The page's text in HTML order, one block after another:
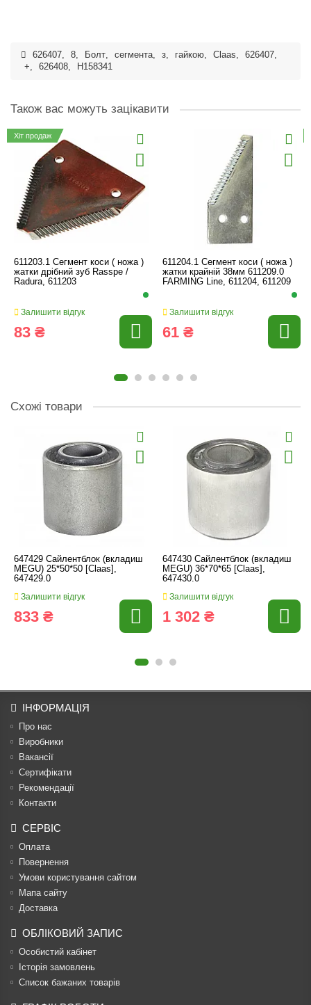
626407, 8, Болт, сегмента, з, гайкою, Claas, 626407,
+, 626408, H158341
Також вас можуть зацікавити
Хіт продаж
611203.1 Сегмент коси ( ножа )
жатки дрібний зуб Rasspe /
Radura, 611203
Залишити відгук
83 ₴
611204.1 Сегмент коси ( ножа )
жатки крайній 38мм 611209.0
FARMING Line, 611204, 611209
Залишити відгук
61 ₴
Схожі товари
647429 Сайлентблок (вкладиш
MEGU) 25*50*50 [Claas],
647429.0
Залишити відгук
833 ₴
647430 Сайлентблок (вкладиш
MEGU) 36*70*65 [Claas],
647430.0
Залишити відгук
1 302 ₴
ІНФОРМАЦІЯ
Про нас
Виробники
Вакансії
Сертифікати
Рекомендації
Контакти
СЕРВІС
Оплата
Повернення
Умови користування сайтом
Мапа сайту
Доставка
ОБЛІКОВИЙ ЗАПИС
Особистий кабінет
Історія замовлень
Список бажаних товарів